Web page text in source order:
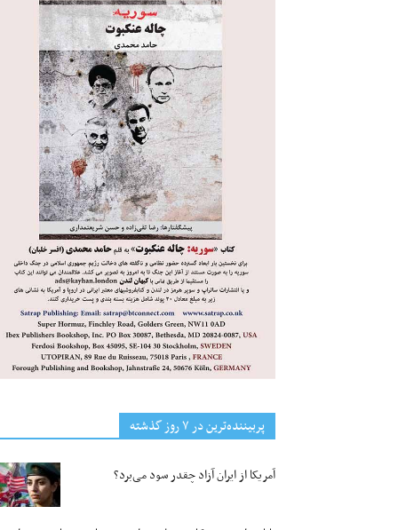
پربیننده‌ترین‌ در ۷ روز گذشته
آمریکا از ایران آزاد چقدر سود می‌برد؟